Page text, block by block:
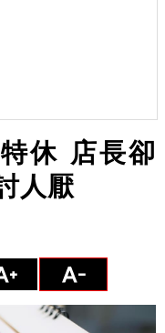
休 店長卻
人厭